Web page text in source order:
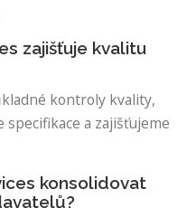
zajišťuje kvalitu
kontroly kvality,
a zajišťujeme
konsolidovat